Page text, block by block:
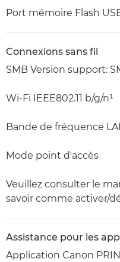
Port mémoire Flash
Connexions sans fil
SMB Version support:
Wi-Fi IEEE802.11 b/g/n¹
Bande de fréquence
Mode point d'accès
Veuillez consulter le
savoir comme activer/
Assistance pour les
Application Canon